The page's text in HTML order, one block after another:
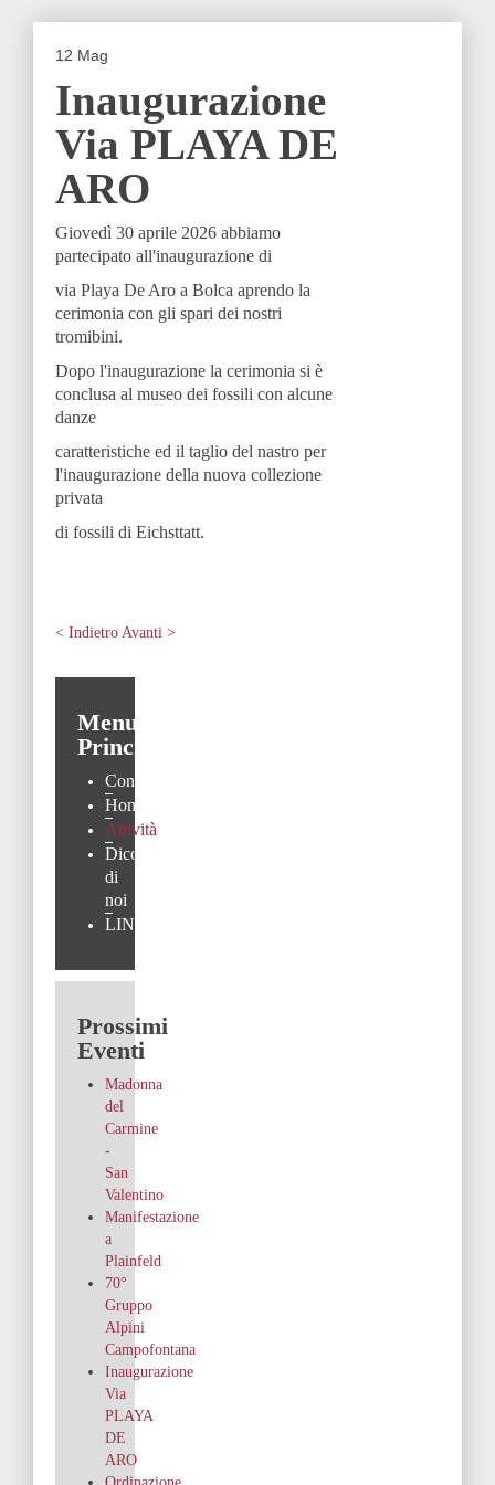
12 Mag
Inaugurazione
Via PLAYA DE
ARO
Giovedì 30 aprile 2026 abbiamo
partecipato all'inaugurazione di
via Playa De Aro a Bolca aprendo la
cerimonia con gli spari dei nostri
tromibini.
Dopo l'inaugurazione la cerimonia si è
conclusa al museo dei fossili con alcune
danze
caratteristiche ed il taglio del nastro per
l'inaugurazione della nuova collezione
privata
di fossili di Eichsttatt.
< Indietro Avanti >
Menu
Principale
Contatti
Home
Attività
Dicono
di
noi
LINK
Prossimi
Eventi
Madonna
del
Carmine
-
San
Valentino
Manifestazione
a
Plainfeld
70°
Gruppo
Alpini
Campofontana
Inaugurazione
Via
PLAYA
DE
ARO